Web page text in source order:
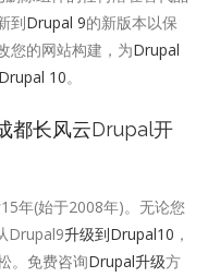
到Drupal 9的新版本以保
您的网站构建，为Drupal
Drupal 10。
都长风云Drupal开
15年(始于2008年)。无论您
Drupal9升级到Drupal10 ，
。免费咨询Drupal升级方